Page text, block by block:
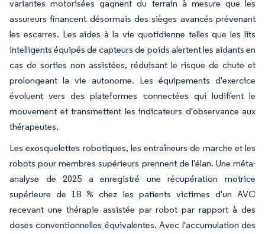
variantes motorisées gagnent du terrain à mesure que les
assureurs financent désormais des sièges avancés prévenant
les escarres. Les aides à la vie quotidienne telles que les lits
intelligents équipés de capteurs de poids alertent les aidants en
cas de sorties non assistées, réduisant le risque de chute et
prolongeant la vie autonome. Les équipements d'exercice
évoluent vers des plateformes connectées qui ludifient le
mouvement et transmettent les indicateurs d'observance aux
thérapeutes.
Les exosquelettes robotiques, les entraîneurs de marche et les
robots pour membres supérieurs prennent de l'élan. Une méta-
analyse de 2025 a enregistré une récupération motrice
supérieure de 18 % chez les patients victimes d'un AVC
recevant une thérapie assistée par robot par rapport à des
doses conventionnelles équivalentes. Avec l'accumulation des